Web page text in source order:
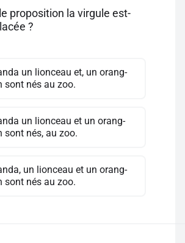
proposition la virgule est-
?
un lionceau et, un orang-
sont nés au zoo.
un lionceau et un orang-
sont nés, au zoo.
un lionceau et un orang-
sont nés au zoo.